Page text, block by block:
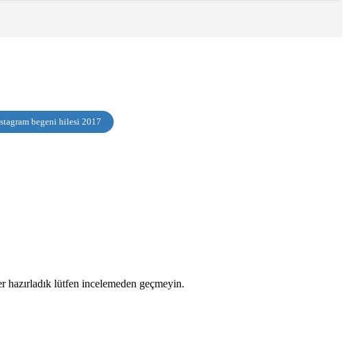
begeni hilesi 2017
lütfen incelemeden geçmeyin.